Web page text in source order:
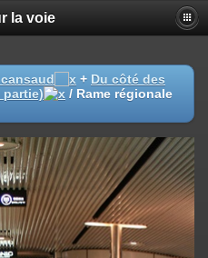
la voie
+ Du côté des
partie)
/ Rame régionale